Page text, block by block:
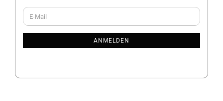
WEITER
ZUR
E-
Mail
ANMELDEN